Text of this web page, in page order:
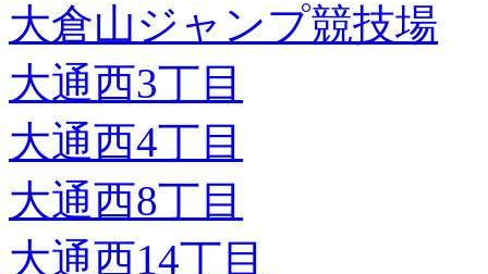
大倉山ジャンプ競技場
大通西3丁目
大通西4丁目
大通西8丁目
大通西14丁目